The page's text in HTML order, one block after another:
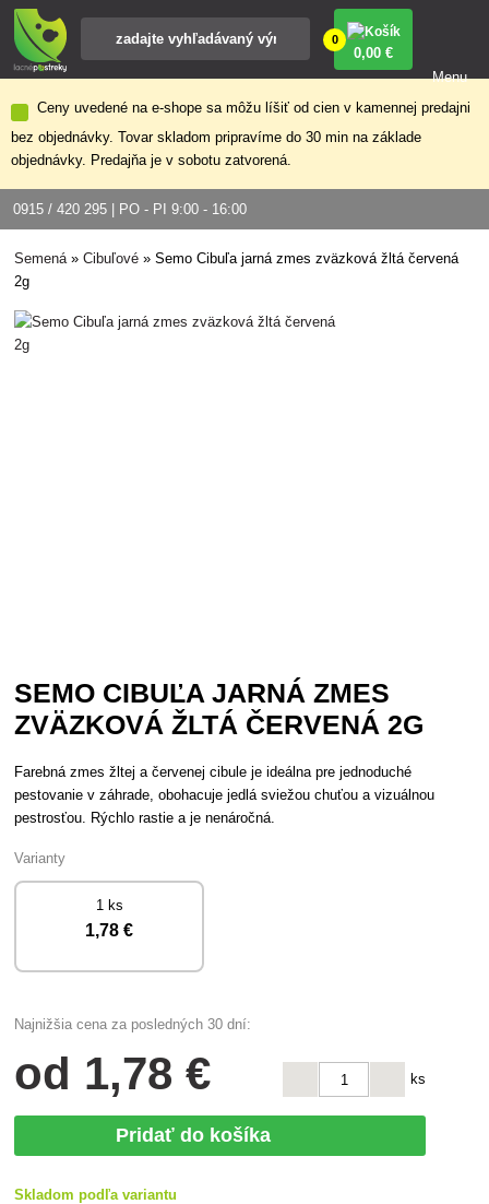
Ceny uvedené na e-shope sa môžu líšiť od cien v kamennej predajni
bez objednávky. Tovar skladom pripravíme do 30 min na základe
objednávky. Predajňa je v sobotu zatvorená.
0915 / 420 295 | PO - PI 9:00 - 16:00
0
0,00 €
Menu
Semená»Cibuľové »Semo Cibuľa jarná zmes zväzková žltá červená
2g
SEMO CIBUĽA JARNÁ ZMES
ZVÄZKOVÁ ŽLTÁ ČERVENÁ 2G
Farebná zmes žltej a červenej cibule je ideálna pre jednoduché
pestovanie v záhrade, obohacuje jedlá sviežou chuťou a vizuálnou
pestrosťou. Rýchlo rastie a je nenáročná.
Varianty
1 ks
1,78 €
Najnižšia cena za posledných 30 dní:
od 1,78 € ks
Pridať do košíka
Skladom podľa variantu